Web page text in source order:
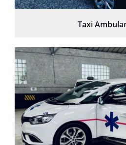
Taxi